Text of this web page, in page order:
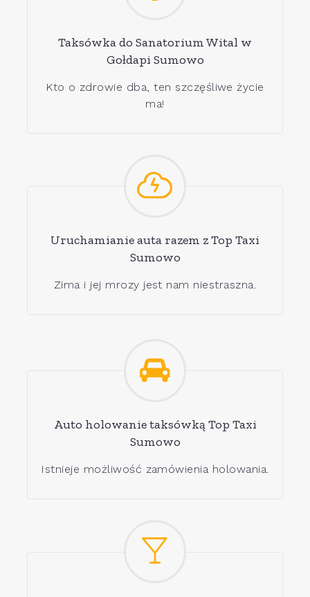
Taksówka do Sanatorium Wital w
Gołdapi Sumowo
Kto o zdrowie dba, ten szczęśliwe życie
ma!
Uruchamianie auta razem z Top Taxi
Sumowo
Zima i jej mrozy jest nam niestraszna.
Auto holowanie taksówką Top Taxi
Sumowo
Istnieje możliwość zamówienia holowania.